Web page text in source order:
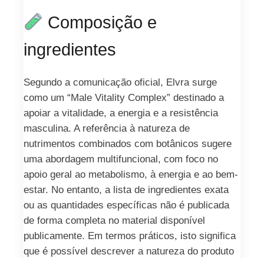
Composição e
ingredientes
Segundo a comunicação oficial, Elvra surge
como um “Male Vitality Complex” destinado a
apoiar a vitalidade, a energia e a resistência
masculina. A referência à natureza de
nutrimentos combinados com botânicos sugere
uma abordagem multifuncional, com foco no
apoio geral ao metabolismo, à energia e ao bem-
estar. No entanto, a lista de ingredientes exata
ou as quantidades específicas não é publicada
de forma completa no material disponível
publicamente. Em termos práticos, isto significa
que é possível descrever a natureza do produto